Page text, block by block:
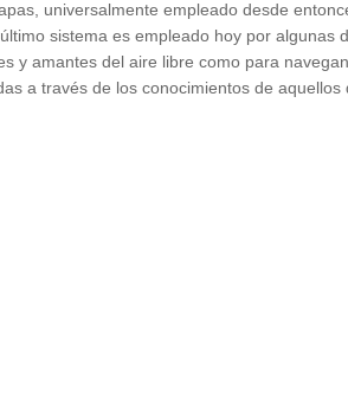
universalmente empleado desde
sistema es empleado hoy por algunas
y amantes del aire libre como para
a través de los conocimientos de aquellos